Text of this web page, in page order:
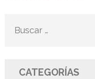
Buscar:
CATEGORÍAS